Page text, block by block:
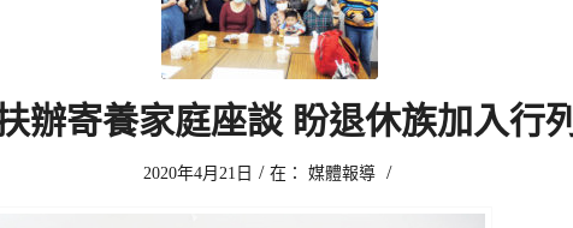
辦寄養家庭座談 盼退休族加入行列
2020年4月21日 / 在： 媒體報導 /